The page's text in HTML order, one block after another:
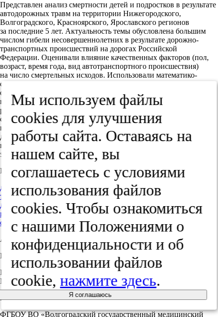
Представлен анализ смертности детей и подростков в результате
автодорожных травм на территории Нижегородского,
Волгоградского, Красноярского, Ярославского регионов
за последние 5 лет. Актуальность темы обусловлена большим
числом гибели несовершеннолетних в результате дорожно-
транспортных происшествий на дорогах Российской
Федерации. Оценивали влияние качественных факторов (пол,
возраст, время года, вид автотранспортного происшествия)
на число смертельных исходов. Использовали математико-
статистический метод — критерий Пирсона. Выявили схожие
общие закономерности смертности от автодорожных травм,
несмотря на некоторые отличия территориального
распределения этого показателя. Установили необходимость
создания единого информационно-аналитического центра,
в котором будет сконцентрирована информация о случаях
дорожно-транспортных происшествий всего региона,
в том числе и от подразделений службы судебно-медицинской
экспертизы.
Ключевые слова / Keywords:
дорожно-транспортные происшествия
травмы
дети
подростки
судебно-медицинская экспертиза
Авторы / Authors:
Ковалева О.И.
Приволжский исследовательский медицинский университет
Минздрава России
Барканов В.Б.
ФГБОУ ВО «Волгоградский государственный медицинский
Мы используем файлы
cооkies для улучшения
работы сайта. Оставаясь на
нашем сайте, вы
соглашаетесь с условиями
использования файлов
cооkies. Чтобы ознакомиться
с нашими Положениями о
конфиденциальности и об
использовании файлов
cookie,нажмите здесь.
Я соглашаюсь